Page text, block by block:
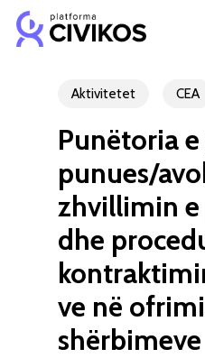
Skip
Aktivitetet CEA
Punëtoria
punues/
zhvillimin e
dhe
ve në